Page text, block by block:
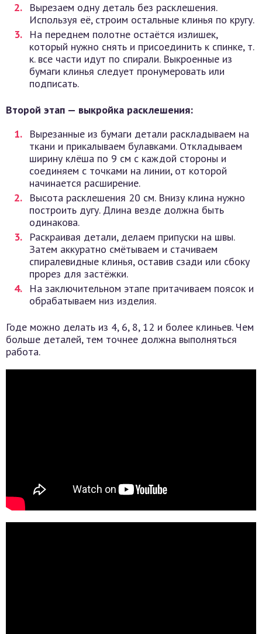
Вырезаем одну деталь без расклешения.
Используя её, строим остальные клинья по кругу.
На переднем полотне остаётся излишек,
который нужно снять и присоединить к спинке, т.
к. все части идут по спирали. Выкроенные из
бумаги клинья следует пронумеровать или
подписать.
Второй этап — выкройка расклешения:
Вырезанные из бумаги детали раскладываем на
ткани и прикалываем булавками. Откладываем
ширину клёша по 9 см с каждой стороны и
соединяем с точками на линии, от которой
начинается расширение.
Высота расклешения 20 см. Внизу клина нужно
построить дугу. Длина везде должна быть
одинакова.
Раскраивая детали, делаем припуски на швы.
Затем аккуратно смётываем и стачиваем
спиралевидные клинья, оставив сзади или сбоку
прорез для застёжки.
На заключительном этапе притачиваем поясок и
обрабатываем низ изделия.
Годе можно делать из 4, 6, 8, 12 и более клиньев. Чем
больше деталей, тем точнее должна выполняться
работа.